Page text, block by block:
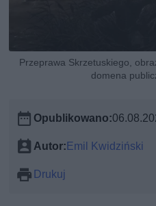
Przeprawa Skrzetuskiego,
domena
Opublikowano:
Autor:Emil Kwidziński
Drukuj